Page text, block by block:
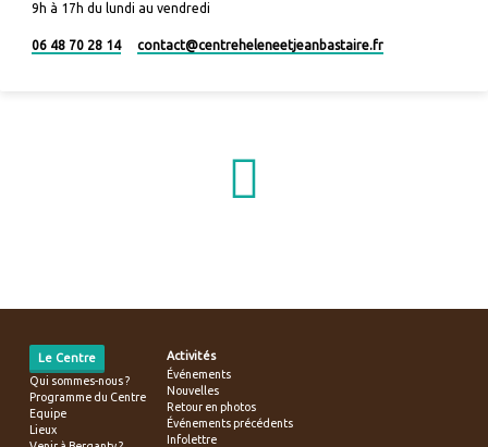
9h à 17h du lundi au vendredi
06 48 70 28 14 contact​@centreheleneetjeanbastaire.fr
Le Centre
Qui sommes-nous ?
Programme du Centre
Equipe
Lieux
Activités
Événements
Nouvelles
Retour en photos
Événements précédents
Infolettre